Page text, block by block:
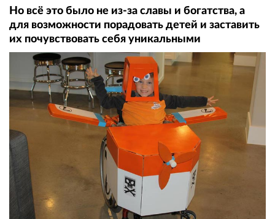
Но всё это было не из-за славы и богатства, а
для возможности порадовать детей и заставить
их почувствовать себя уникальными